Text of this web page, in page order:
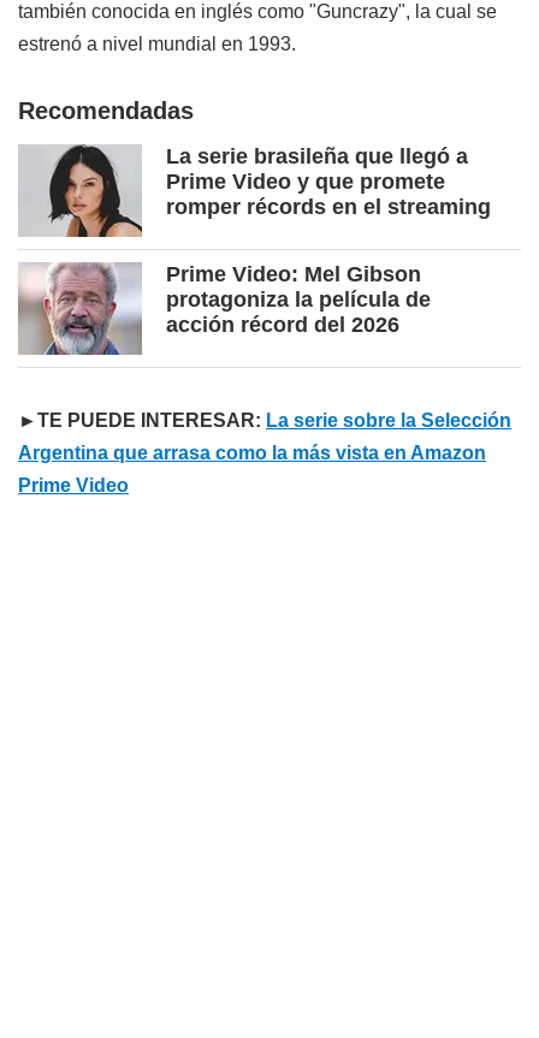
también conocida en inglés como "Guncrazy", la cual se
estrenó a nivel mundial en 1993.
Recomendadas
La serie brasileña que llegó a
Prime Video y que promete
romper récords en el streaming
Prime Video: Mel Gibson
protagoniza la película de
acción récord del 2026
►TE PUEDE INTERESAR: La serie sobre la Selección
Argentina que arrasa como la más vista en Amazon
Prime Video